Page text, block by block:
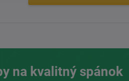
na kvalitný spánok